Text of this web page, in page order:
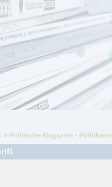
Politische Magazine -